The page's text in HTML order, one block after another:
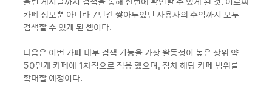
카페 정보뿐 아니라 7년간 쌓아두었던 사용자의 추억까지 모두
검색할 수 있게 된 셈이다.
다음은 이번 카페 내부 검색 기능을 가장 활동성이 높은 상위 약
50만개 카페에 1차적으로 적용 했으며, 점차 해당 카페 범위를
확대할 예정이다.